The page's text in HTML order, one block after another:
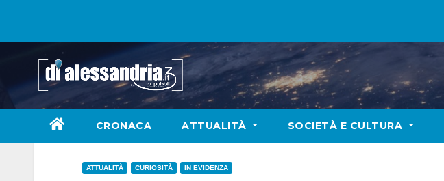
CRONACA ATTUALITÀ SOCIETÀ E CULTURA
ATTUALITÀ CURIOSITÀ IN EVIDENZA